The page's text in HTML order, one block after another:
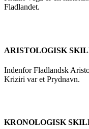
Fladlandet.
ARISTOLOGISK
Indenfor Fladlandsk
Kriziri var et Prydnavn.
KRONOLOGISK